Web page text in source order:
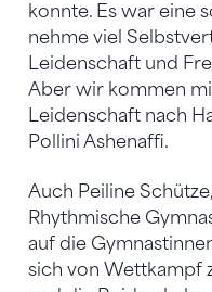
konnte. Es war eine
nehme viel
Leidenschaft und
Aber wir kommen
Leidenschaft nach
Pollini Ashenaffi.
Auch Peiline
Rhythmische
auf die
sich von Wettkampf